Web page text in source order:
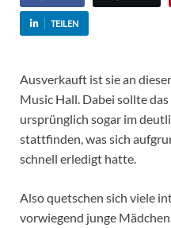
TEILEN
Ausverkauft ist sie an
Music Hall. Dabei sollte
ursprünglich sogar im
stattfinden, was sich
schnell erledigt hatte.
Also quetschen sich viele
vorwiegend junge